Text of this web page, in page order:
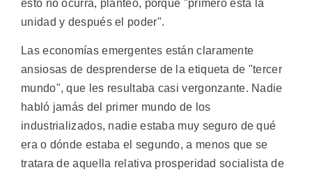
esto no ocurra, planteó, porque "primero está la
unidad y después el poder".
Las economías emergentes están claramente
ansiosas de desprenderse de la etiqueta de "tercer
mundo", que les resultaba casi vergonzante. Nadie
habló jamás del primer mundo de los
industrializados, nadie estaba muy seguro de qué
era o dónde estaba el segundo, a menos que se
tratara de aquella relativa prosperidad socialista de